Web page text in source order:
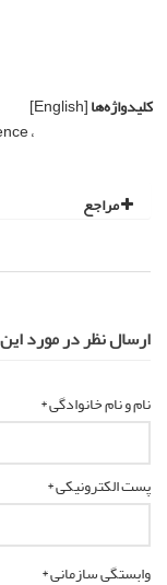
کلیدواژه‌ها[English]
مراجع
ارسال نظر در مورد
نام و نام خانوادگی *
پست الکترونیکی *
وابستگی سازمانی *